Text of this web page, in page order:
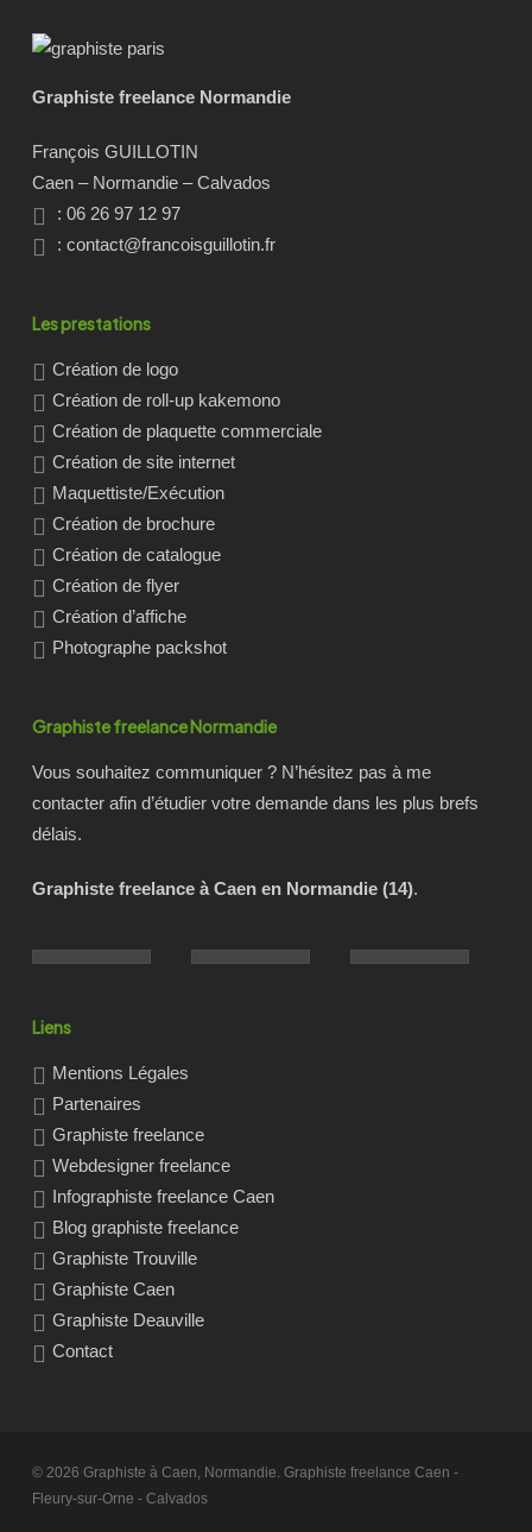
Graphiste freelance Normandie
François GUILLOTIN
Caen – Normandie – Calvados
: 06 26 97 12 97
:contact@francoisguillotin.fr
Les prestations
Création de logo
Création de roll-up kakemono
Création de plaquette commerciale
Création de site internet
Maquettiste/Exécution
Création de brochure
Création de catalogue
Création de flyer
Création d’affiche
Photographe packshot
Graphiste freelance Normandie
Vous souhaitez communiquer ? N’hésitez pas à me
contacter afin d’étudier votre demande dans les plus brefs
délais.
Graphiste freelance à Caen en Normandie (14).
Liens
Mentions Légales
Partenaires
Graphiste freelance
Webdesigner freelance
Infographiste freelance Caen
Blog graphiste freelance
Graphiste Trouville
Graphiste Caen
Graphiste Deauville
Contact
© 2026 Graphiste à Caen, Normandie. Graphiste freelance Caen -
Fleury-sur-Orne - Calvados